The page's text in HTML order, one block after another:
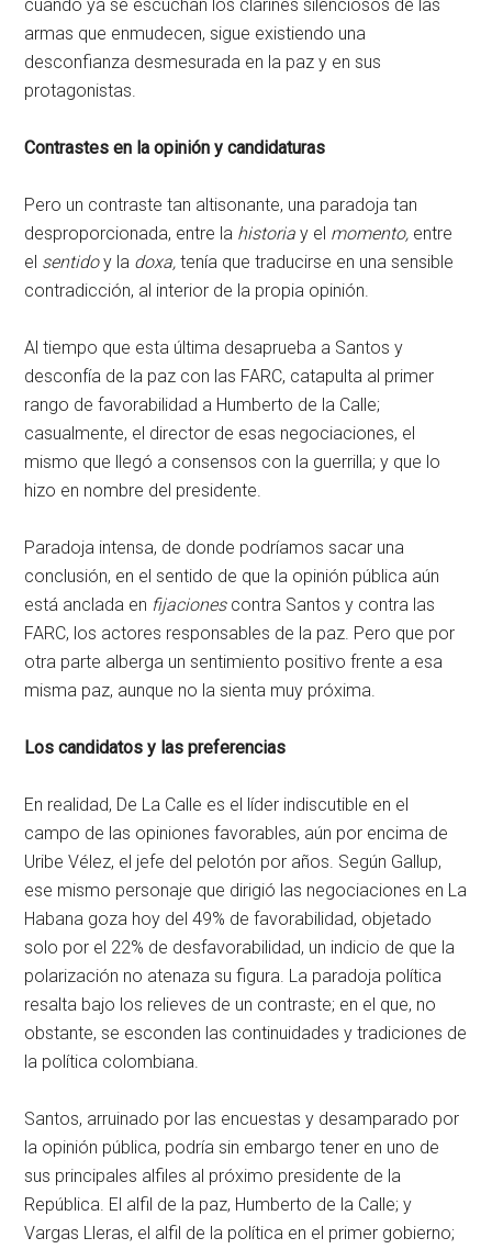
cuando ya se escuchan los clarines silenciosos de las
armas que enmudecen, sigue existiendo una
desconfianza desmesurada en la paz y en sus
protagonistas.
Contrastes en la opinión y candidaturas
Pero un contraste tan altisonante, una paradoja tan
desproporcionada, entre la historiay el momento, entre
el sentidoy la doxa, tenía que traducirse en una sensible
contradicción, al interior de la propia opinión.
Al tiempo que esta última desaprueba a Santos y
desconfía de la paz con las FARC, catapulta al primer
rango de favorabilidad a Humberto de la Calle;
casualmente, el director de esas negociaciones, el
mismo que llegó a consensos con la guerrilla; y que lo
hizo en nombre del presidente.
Paradoja intensa, de donde podríamos sacar una
conclusión, en el sentido de que la opinión pública aún
está anclada en fijaciones contra Santos y contra las
FARC, los actores responsables de la paz. Pero que por
otra parte alberga un sentimiento positivo frente a esa
misma paz, aunque no la sienta muy próxima.
Los candidatos y las preferencias
En realidad, De La Calle es el líder indiscutible en el
campo de las opiniones favorables, aún por encima de
Uribe Vélez, el jefe del pelotón por años. Según Gallup,
ese mismo personaje que dirigió las negociaciones en La
Habana goza hoy del 49% de favorabilidad, objetado
solo por el 22% de desfavorabilidad, un indicio de que la
polarización no atenaza su figura. La paradoja política
resalta bajo los relieves de un contraste; en el que, no
obstante, se esconden las continuidades y tradiciones de
la política colombiana.
Santos, arruinado por las encuestas y desamparado por
la opinión pública, podría sin embargo tener en uno de
sus principales alfiles al próximo presidente de la
República. El alfil de la paz, Humberto de la Calle; y
Vargas Lleras, el alfil de la política en el primer gobierno;